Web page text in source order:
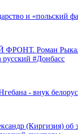
и «польский
Роман
русский #Донбасс
- внук
(Киргизия) об